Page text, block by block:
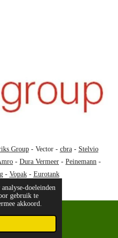
doeleinden
gebruik te
akkoord.
Group- Vector - cbra- Stelvio
- Dura Vermeer - Peinemann -
- Vopak- Eurotank